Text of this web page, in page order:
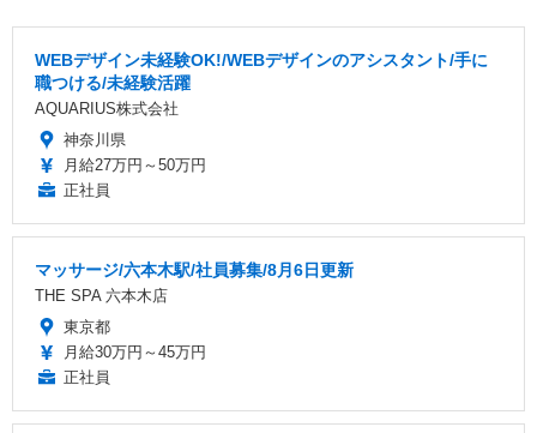
WEBデザイン未経験OK!/WEBデザインのアシスタント/手に
職つける/未経験活躍
AQUARIUS株式会社
神奈川県
月給27万円～50万円
正社員
マッサージ/六本木駅/社員募集/8月6日更新
THE SPA 六本木店
東京都
月給30万円～45万円
正社員